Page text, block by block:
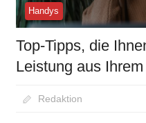
Handys
Top-Tipps, die
Leistung aus
August 30, 2020
Redaktion